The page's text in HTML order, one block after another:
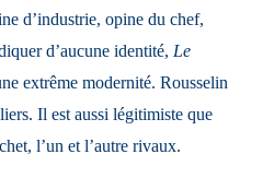
d’industrie, opine du chef,
d’aucune identité, Le
extrême modernité. Rousselin
Il est aussi légitimiste que
l’un et l’autre rivaux.